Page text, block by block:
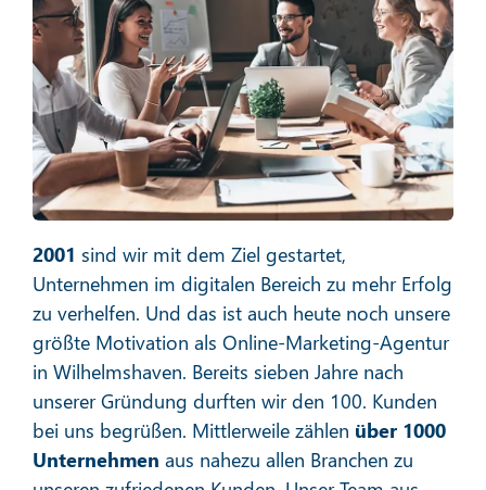
Social Media Marketing
Mehr erfahren
E-Mail-Marketing
2001 sind wir mit dem Ziel gestartet,
Unternehmen im digitalen Bereich zu mehr Erfolg
zu verhelfen. Und das ist auch heute noch unsere
größte Motivation als Online-Marketing-Agentur
in Wilhelmshaven. Bereits sieben Jahre nach
unserer Gründung durften wir den 100. Kunden
bei uns begrüßen. Mittlerweile zählen über 1000
Unternehmen aus nahezu allen Branchen zu